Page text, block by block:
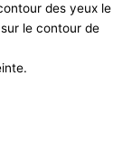
des yeux le
le contour de